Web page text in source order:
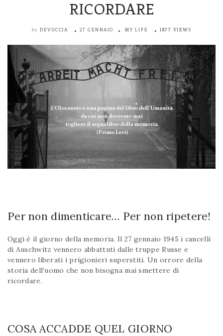
RICORDARE
by DEVUCCIA 27 GENNAIO MY LIFE 1877 VIEWS
Per non dimenticare… Per non ripetere!
Oggi è il giorno della memoria. Il 27 gennaio 1945 i cancelli
di Auschwitz vennero abbattuti dalle truppe Russe e
vennero liberati i prigionieri superstiti. Un orrore della
storia dell’uomo che non bisogna mai smettere di
ricordare.
COSA ACCADDE QUEL GIORNO